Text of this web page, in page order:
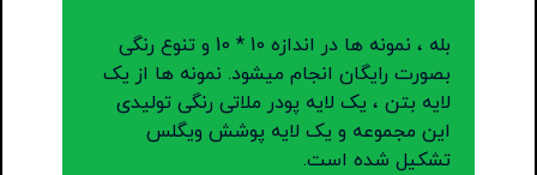
بله ، نمونه ها در اندازه 10 * 10 و تنوع رنگی
بصورت رایگان انجام میشود. نمونه ها از یک
لایه بتن ، یک لایه پودر ملاتی رنگی تولیدی
این مجموعه و یک لایه پوشش ویگلس
تشکیل شده است.